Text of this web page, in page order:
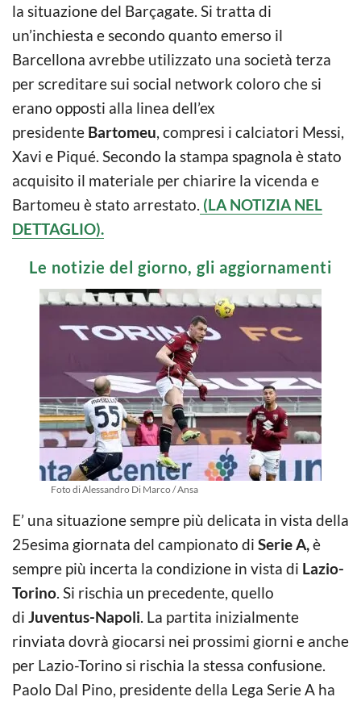
la situazione del Barçagate. Si tratta di
un’inchiesta e secondo quanto emerso il
Barcellona avrebbe utilizzato una società terza
per screditare sui social network coloro che si
erano opposti alla linea dell’ex
presidente Bartomeu, compresi i calciatori Messi,
Xavi e Piqué. Secondo la stampa spagnola è stato
acquisito il materiale per chiarire la vicenda e
Bartomeu è stato arrestato. (LA NOTIZIA NEL
DETTAGLIO).
Le notizie del giorno, gli aggiornamenti
Foto di Alessandro Di Marco / Ansa
E’ una situazione sempre più delicata in vista della
25esima giornata del campionato di Serie A,è
sempre più incerta la condizione in vista di Lazio-
Torino. Si rischia un precedente, quello
di Juventus-Napoli. La partita inizialmente
rinviata dovrà giocarsi nei prossimi giorni e anche
per Lazio-Torino si rischia la stessa confusione.
Paolo Dal Pino, presidente della Lega Serie A ha